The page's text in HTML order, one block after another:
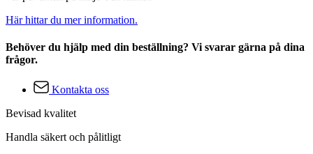
Här hittar du mer information.
Behöver du hjälp med din beställning? Vi svarar gärna på dina
frågor.
Kontakta oss
Bevisad kvalitet
Handla säkert och pålitligt